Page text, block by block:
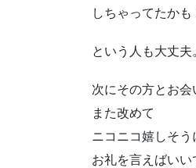
しちゃってたかも
という人も大丈夫
次にその方とお会
また改めて
ニコニコ嬉しそう
お礼を言えばいい